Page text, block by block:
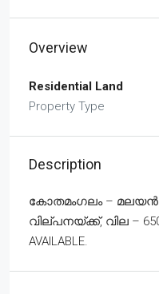
Overview
Residential Land
Property Type
Description
കോതമംഗലം –
വില്പനയ്ക്ക്, വില –
AVAILABLE.